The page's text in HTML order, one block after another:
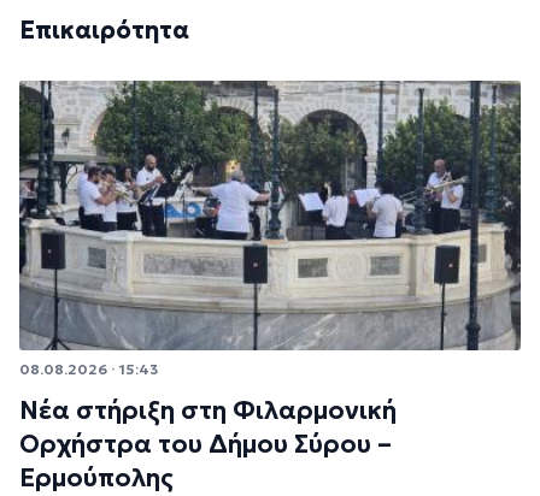
Επικαιρότητα
08.08.2026 · 15:43
Νέα στήριξη στη Φιλαρμονική
Ορχήστρα του Δήμου Σύρου –
Ερμούπολης